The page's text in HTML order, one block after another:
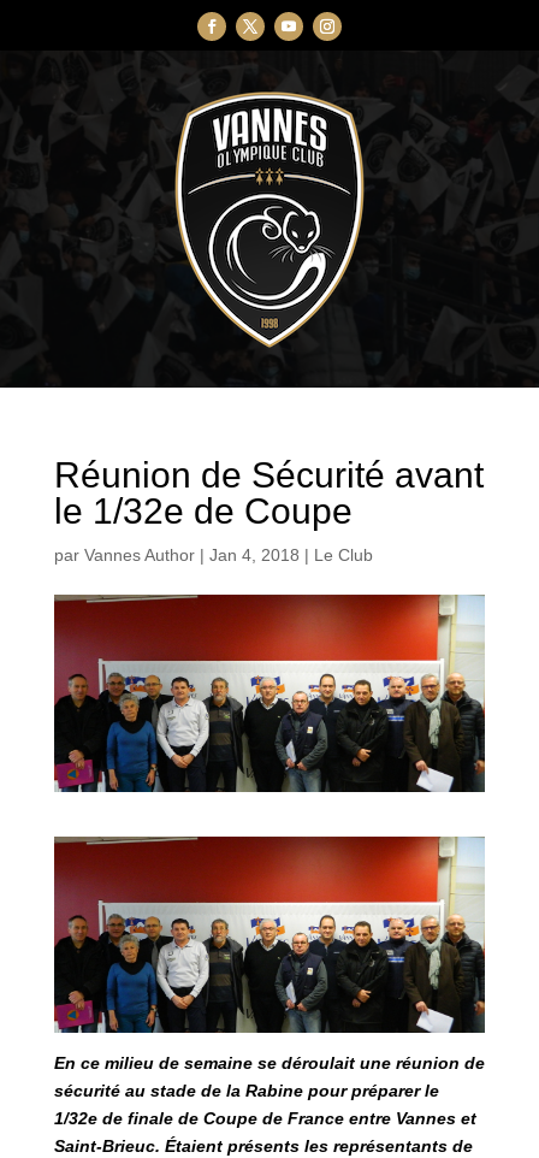
Réunion de Sécurité avant
le 1/32e de Coupe
par Vannes Author| Jan 4, 2018 | Le Club
En ce milieu de semaine se déroulait une réunion de
sécurité au stade de la Rabine pour préparer le
1/32e de finale de Coupe de France entre Vannes et
Saint-Brieuc. Étaient présents les représentants de